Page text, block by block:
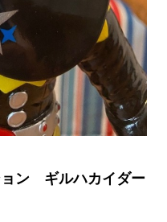
ョン ギルハカイダー